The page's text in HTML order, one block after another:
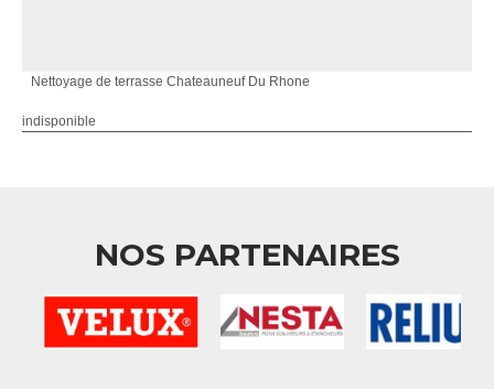
Nettoyage de terrasse Chateauneuf Du Rhone
indisponible
NOS PARTENAIRES